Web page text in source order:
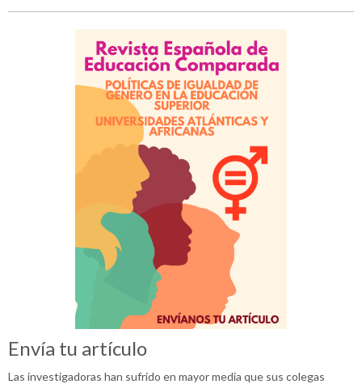
Envía tu artículo
Las investigadoras han sufrido en mayor media que sus colegas